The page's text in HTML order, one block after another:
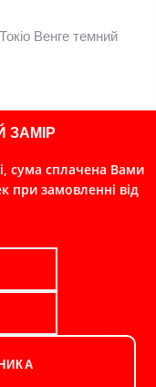
Венге темний
ЗАМІР
сума сплачена Вами
при замовленні від